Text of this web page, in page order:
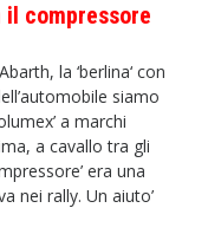
il compressore
la ‘berlina‘ con
siamo
a marchi
a cavallo tra gli
era una
nei rally. Un aiuto’